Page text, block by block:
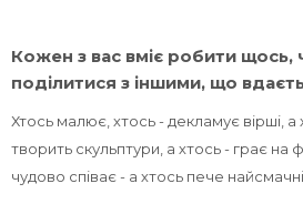
Українська ‎(uk)‎
курсів
Кожен з вас вміє робити щось,
поділитися з іншими, що
Хтось малює, хтось - декламує вірші, а
творить скульптури, а хтось - грає на
чудово співає - а хтось пече